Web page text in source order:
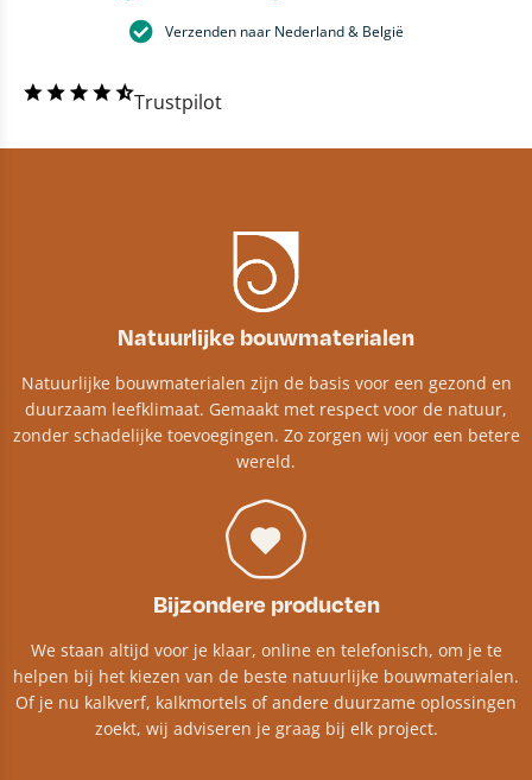
Verzenden naar Nederland & België
Trustpilot
Natuurlijke bouwmaterialen
Natuurlijke bouwmaterialen zijn de basis voor een gezond en
duurzaam leefklimaat. Gemaakt met respect voor de natuur,
zonder schadelijke toevoegingen. Zo zorgen wij voor een betere
wereld.
Bijzondere producten
We staan altijd voor je klaar, online en telefonisch, om je te
helpen bij het kiezen van de beste natuurlijke bouwmaterialen.
Of je nu kalkverf, kalkmortels of andere duurzame oplossingen
zoekt, wij adviseren je graag bij elk project.​